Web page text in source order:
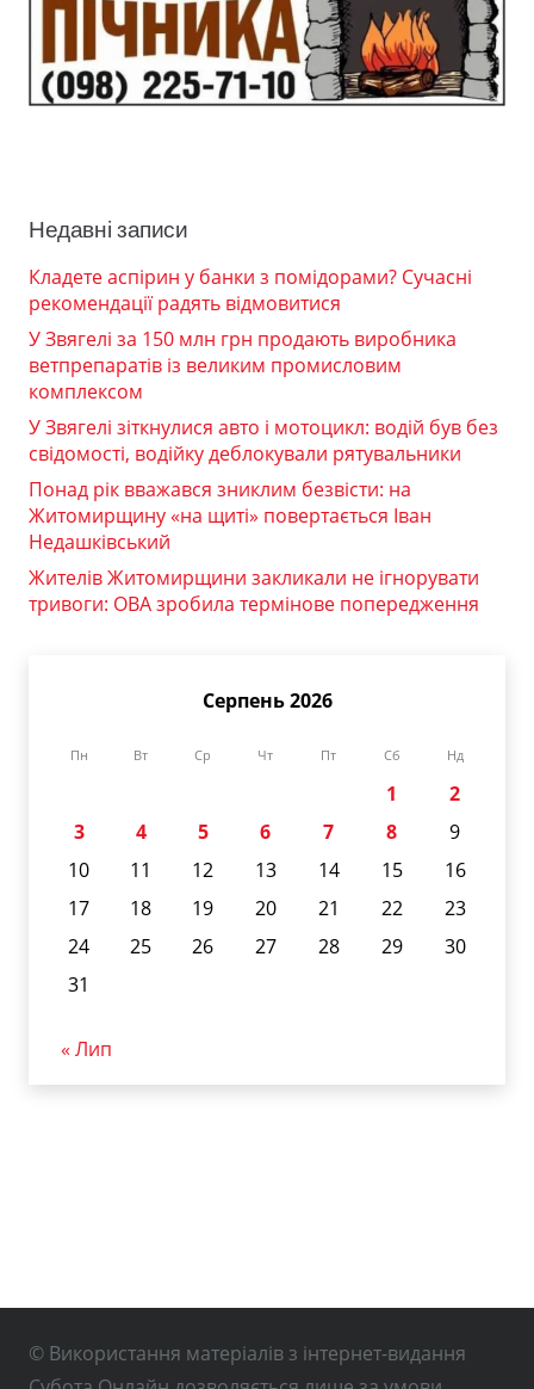
Недавні записи
Кладете аспірин у банки з помідорами? Сучасні
рекомендації радять відмовитися
У Звягелі за 150 млн грн продають виробника
ветпрепаратів із великим промисловим
комплексом
У Звягелі зіткнулися авто і мотоцикл: водій був без
свідомості, водійку деблокували рятувальники
Понад рік вважався зниклим безвісти: на
Житомирщину «на щиті» повертається Іван
Недашківський
Жителів Житомирщини закликали не ігнорувати
тривоги: ОВА зробила термінове попередження
Серпень 2026
Пн Вт Ср Чт Пт Сб Нд
1
2
3
4 5 6 7 8
9
10
11 12 13 14 15
16
17
18 19 20 21 22
23
24
25 26 27 28 29
30
31
« Лип
© Використання матеріалів з інтернет-видання